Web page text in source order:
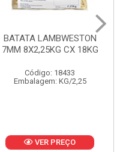
BATATA LAMBWESTON
7MM 8X2,25KG CX 18KG
Código: 18433
Embalagem: KG/2,25
VER PREÇO